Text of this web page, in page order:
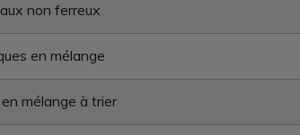
non ferreux
en mélange
mélange à trier